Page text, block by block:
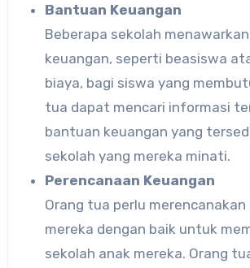
Bantuan Keuangan
Beberapa sekolah
keuangan, seperti beasiswa
biaya, bagi siswa yang
tua dapat mencari informasi
bantuan keuangan yang
sekolah yang mereka minati.
Perencanaan Keuangan
Orang tua perlu merencanakan
mereka dengan baik untuk
sekolah anak mereka. Orang